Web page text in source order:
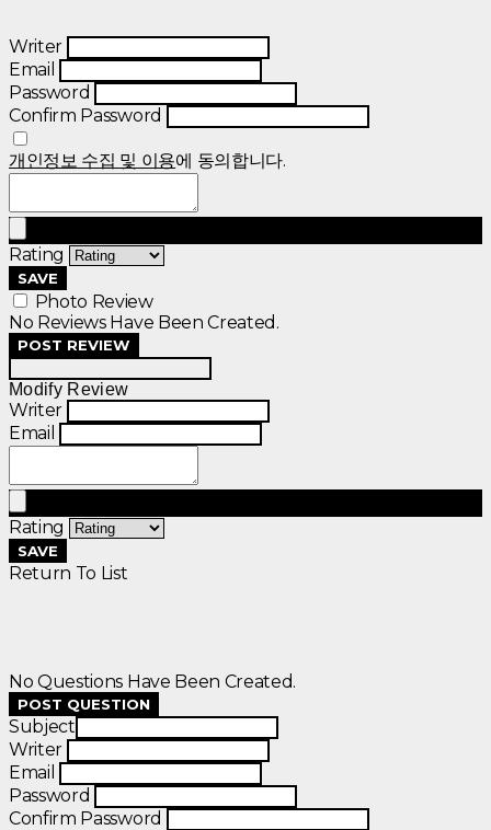
Writer
Email
Password
Confirm Password
개인정보 수집 및 이용에 동의합니다.
Rating
SAVE
Photo Review
No Reviews Have Been Created.
POST REVIEW
Modify Review
Writer
Email
Rating
SAVE
Return To List
No Questions Have Been Created.
POST QUESTION
Subject
Writer
Email
Password
Confirm Password